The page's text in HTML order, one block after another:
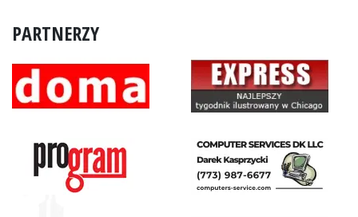
PARTNERZY